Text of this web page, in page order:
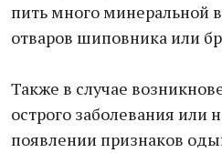
пить много минеральной
отваров шиповника или
Также в случае
острого заболевания или
появлении признаков